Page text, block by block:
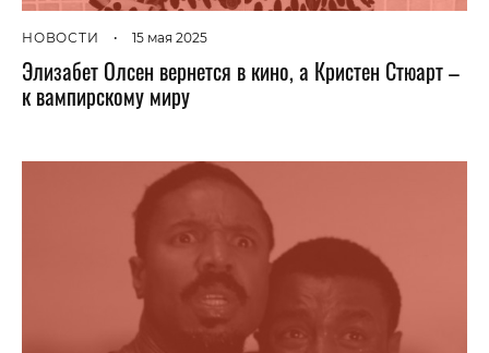
НОВОСТИ • 15 мая 2025
Элизабет Олсен вернется в кино, а Кристен Стюарт –
к вампирскому миру